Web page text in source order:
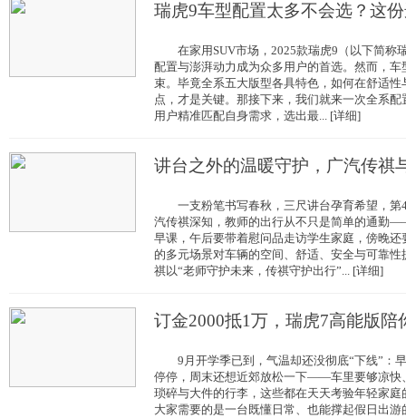
瑞虎9车型配置太多不会选？这
在家用SUV市场，2025款瑞虎9（以下简称
配置与澎湃动力成为众多用户的首选。然而，
束。毕竟全系五大版型各具特色，如何在舒适
点，才是关键。那接下来，我们就来一次全系
用户精准匹配自身需求，选出最... [详细]
讲台之外的温暖守护，广汽传祺
一支粉笔书写春秋，三尺讲台孕育希望，第
汽传祺深知，教师的出行从不只是简单的通勤
早课，午后要带着慰问品走访学生家庭，傍晚
的多元场景对车辆的空间、舒适、安全与可靠
祺以“老师守护未来，传祺守护出行”... [详细]
订金2000抵1万，瑞虎7高能版陪
9月开学季已到，气温却还没彻底“下线”：
停停，周末还想近郊放松一下——车里要够凉快
琐碎与大件的行李，这些都在天天考验年轻
大家需要的是一台既懂日常、也能撑起假日出